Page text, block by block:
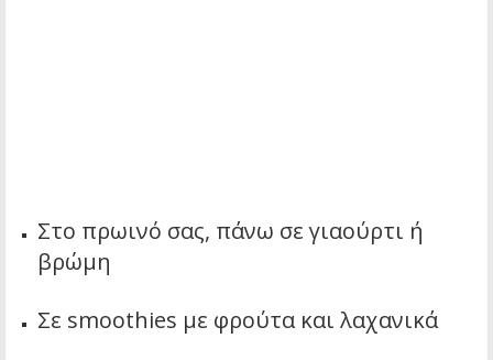
Στο πρωινό σας, πάνω σε γιαούρτι ή
βρώμη
Σε smoothies με φρούτα και λαχανικά